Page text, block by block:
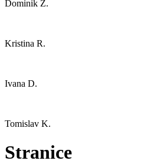
Dominik Ž.
Kristina R.
Ivana D.
Tomislav K.
Stranice